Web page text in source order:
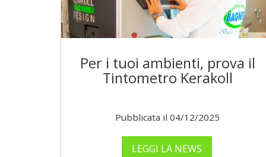
Per i tuoi ambienti, prova il
Tintometro Kerakoll
Pubblicata il 04/12/2025
LEGGI LA NEWS